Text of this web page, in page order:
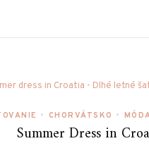
• CHORVÁTSKO •
Summer Dress in